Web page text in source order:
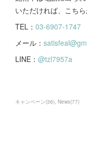
いただければ、こち
TEL： 03-6907-1747
メール：
LINE： @tzl7957a
キャンペーン(36) News(77)